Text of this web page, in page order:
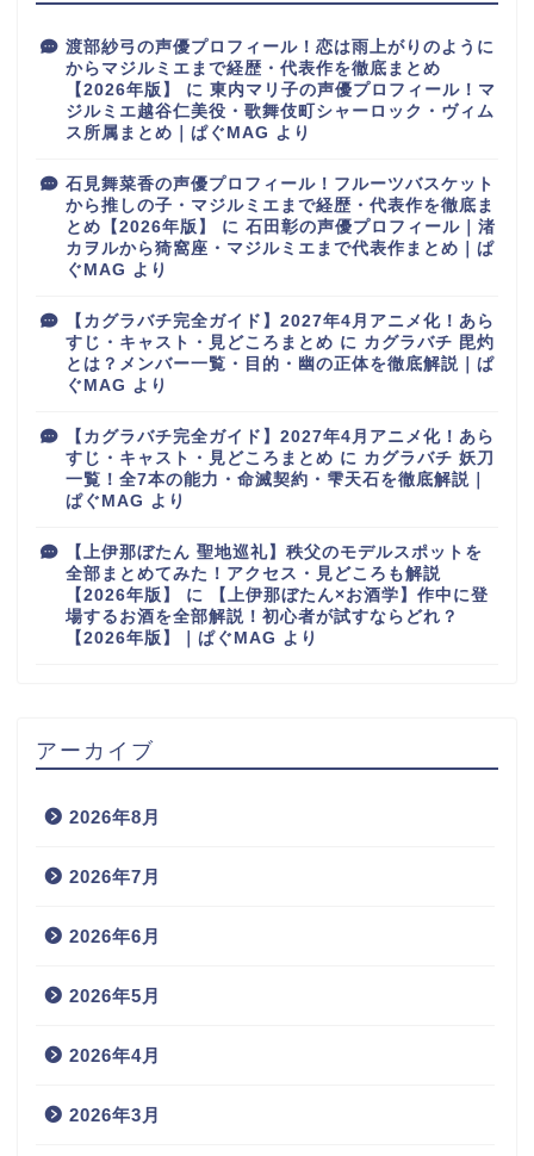
渡部紗弓の声優プロフィール！恋は雨上がりのように
からマジルミエまで経歴・代表作を徹底まとめ
【2026年版】
に 東内マリ子の声優プロフィール！マ
ジルミエ越谷仁美役・歌舞伎町シャーロック・ヴィム
ス所属まとめ｜ぱぐMAG より
石見舞菜香の声優プロフィール！フルーツバスケット
から推しの子・マジルミエまで経歴・代表作を徹底ま
とめ【2026年版】
に 石田彰の声優プロフィール｜渚
カヲルから猗窩座・マジルミエまで代表作まとめ｜ぱ
ぐMAG より
【カグラバチ完全ガイド】2027年4月アニメ化！あら
すじ・キャスト・見どころまとめ に カグラバチ 毘灼
とは？メンバー一覧・目的・幽の正体を徹底解説｜ぱ
ぐMAG より
【カグラバチ完全ガイド】2027年4月アニメ化！あら
すじ・キャスト・見どころまとめ に カグラバチ 妖刀
一覧！全7本の能力・命滅契約・雫天石を徹底解説｜
ぱぐMAG より
【上伊那ぼたん 聖地巡礼】秩父のモデルスポットを
全部まとめてみた！アクセス・見どころも解説
【2026年版】
に
【上伊那ぼたん×お酒学】作中に登
場するお酒を全部解説！初心者が試すならどれ？
【2026年版】｜ぱぐMAG より
アーカイブ
2026年8月
2026年7月
2026年6月
2026年5月
2026年4月
2026年3月